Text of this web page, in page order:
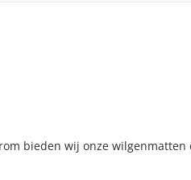
bieden wij onze